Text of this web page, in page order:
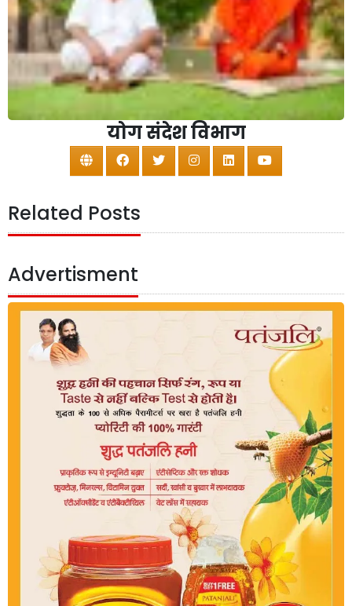
योग संदेश विभाग
Related Posts
Advertisment